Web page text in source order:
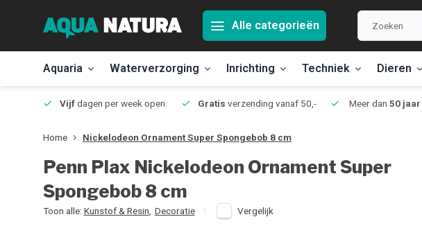
Alle categorieën
Aquaria Waterverzorging Inrichting Techniek Dieren
Vijfdagen per week open. Gratis verzending vanaf 50,- Meer dan 50 jaar
Home Nickelodeon Ornament Super Spongebob 8 cm
Penn Plax Nickelodeon Ornament Super
Spongebob 8 cm
Toon alle: Kunstof & Resin Decoratie Vergelijk